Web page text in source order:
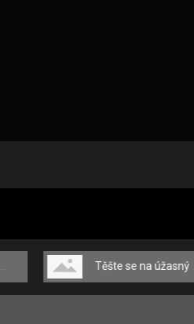
Těšte se na úžasný příliv emocí